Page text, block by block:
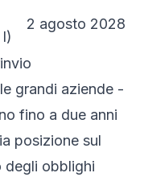
2 agosto 2028
grandi aziende -
fino a due anni
posizione sul
degli obblighi